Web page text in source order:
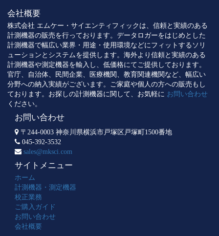
会社概要
株式会社 エムケー・サイエンティフィックは、信頼と実績のある
計測機器の販売を行っております。データロガーをはじめとした
計測機器で幅広い業界・用途・使用環境などにフィットするソリ
ューションとシステムを提供します。海外より信頼と実績のある
計測機器や測定機器を輸入し、低価格にてご提供しております。
官庁、自治体、民間企業、医療機関、教育関連機関など、幅広い
分野への納入実績がございます。ご家庭や個人の方への販売もし
ております。お探しの計測機器に関して、お気軽に お問い合わせ
ください。
お問い合わせ
〒244-0003 神奈川県横浜市戸塚区戸塚町1500番地
045-392-3532
sales@mksci.com
サイトメニュー
ホーム
計測機器・測定機器
校正業務
ご購入ガイド
お問い合わせ
会社概要